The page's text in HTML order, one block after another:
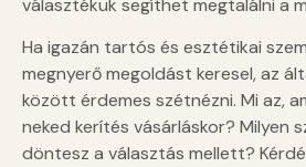
választékuk segíthet megtalálni a
Ha igazán tartós és esztétikai
megnyerő megoldást keresel, az
között érdemes szétnézni. Mi az,
neked kerítés vásárláskor? Milyen
döntesz a választás mellett?